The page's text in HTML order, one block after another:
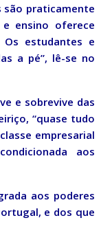
são praticamente
ensino oferece
Os estudantes e
a pé”, lê-se no
e sobrevive das
“quase tudo
empresarial
aos
aos poderes
e dos que